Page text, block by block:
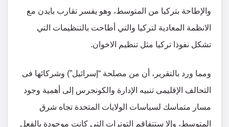
والإطاحة بتركيا من المتوسط، وهو يفسر تقارب بايدن مع
الانظمة المعادية لتركيا والتي أطاحت بالتنظيمات التي
تشكل نفوذا تركيا مثل تنظيم الاخوان.
ومما ورد بالتقرير، أن من مصلحة “إسرائيل”) وشركائها فى
التحالف الإقليمى تنبيه الإدارة والكونجرس إلى أهمية وجود
مسار متماسك لسياسات الولايات المتحدة تجاه شرق
المتوسط، وإلا ستتفاقم التوترات التي كانت موجودة بالفعل